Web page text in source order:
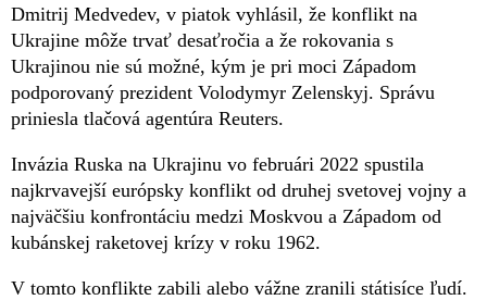
Dmitrij Medvedev, v piatok vyhlásil, že konflikt na
Ukrajine môže trvať desaťročia a že rokovania s
Ukrajinou nie sú možné, kým je pri moci Západom
podporovaný prezident Volodymyr Zelenskyj. Správu
priniesla tlačová agentúra Reuters.
Invázia Ruska na Ukrajinu vo februári 2022 spustila
najkrvavejší európsky konflikt od druhej svetovej vojny a
najväčšiu konfrontáciu medzi Moskvou a Západom od
kubánskej raketovej krízy v roku 1962.
V tomto konflikte zabili alebo vážne zranili státisíce ľudí.